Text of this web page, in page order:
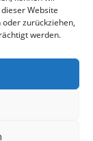
Website
zurückziehen,
werden.